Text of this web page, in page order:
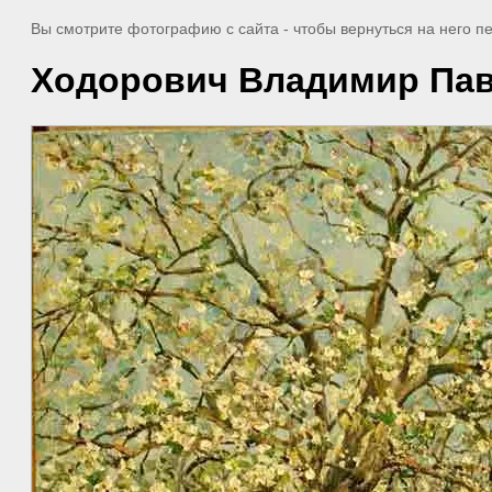
Вы смотрите фотографию с сайта - чтобы вернуться на него
Ходорович Владимир